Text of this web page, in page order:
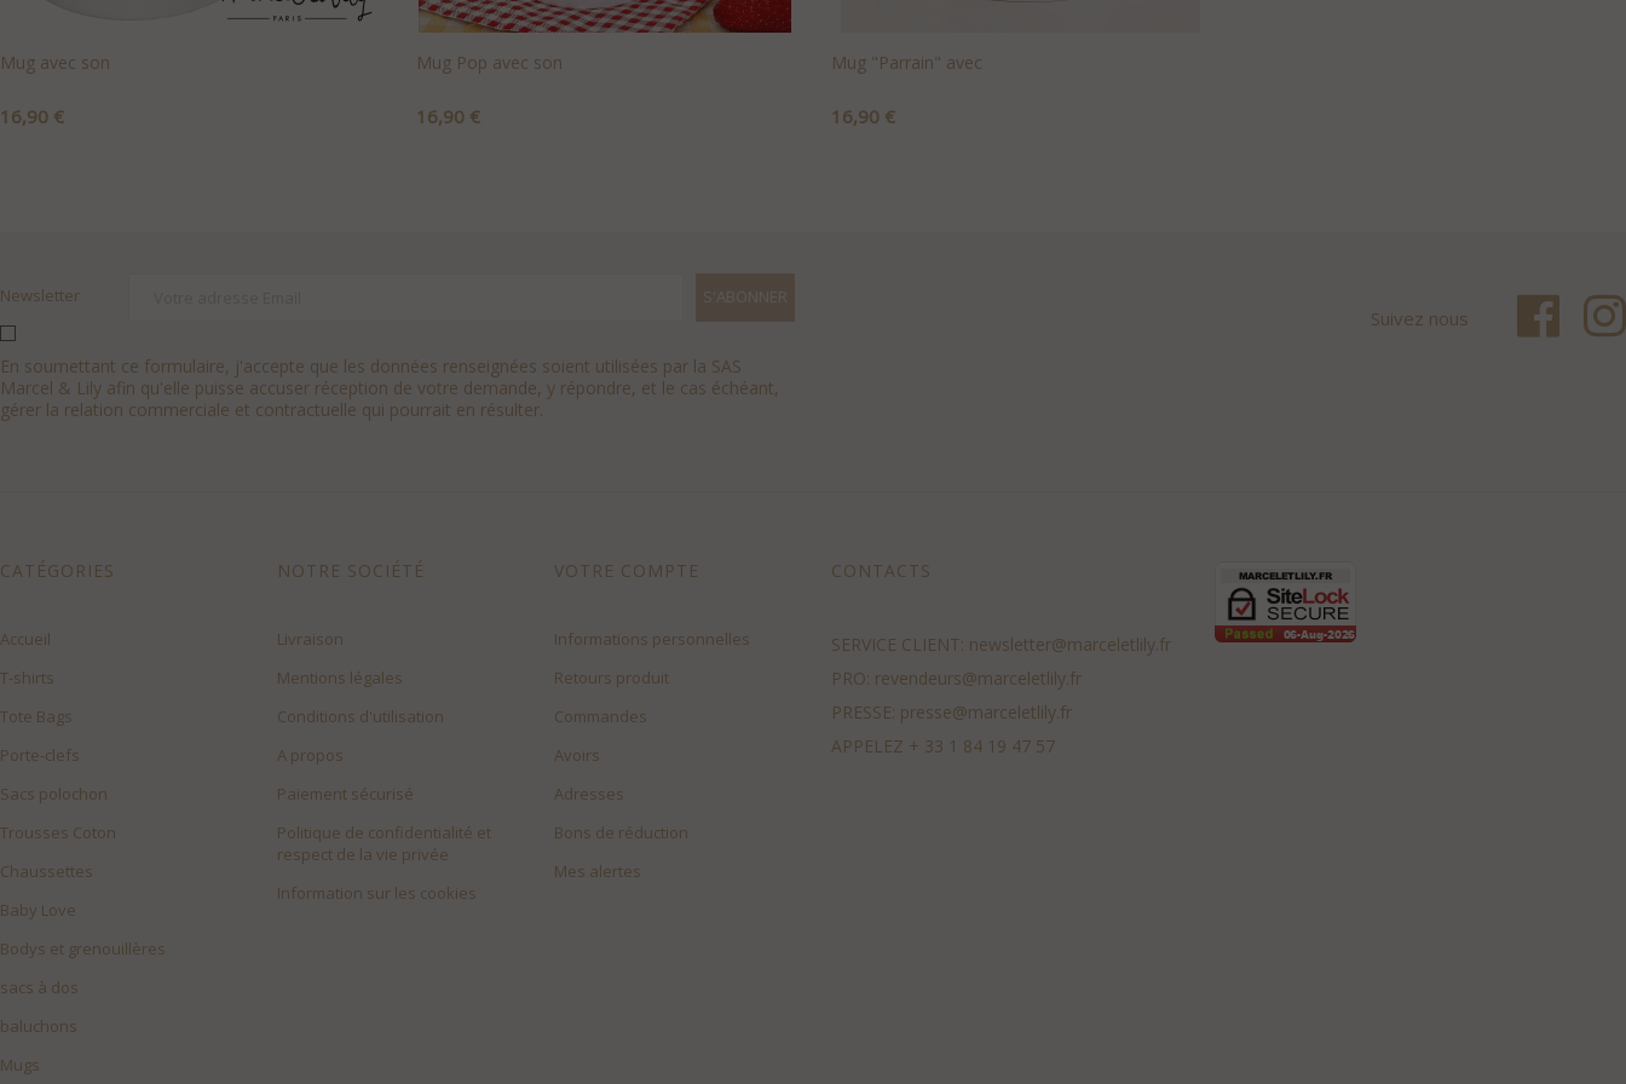
Mug avec son
Prix
16,90 €
Mug Pop avec son
Prix
16,90 €
Mug "Parrain" avec
Prix
16,90 €
Newsletter
En soumettant ce formulaire, j'accepte que les données renseignées soient utilisées par la SAS
Marcel & Lily afin qu'elle puisse accuser réception de votre demande, y répondre, et le cas échéant,
gérer la relation commerciale et contractuelle qui pourrait en résulter.
Suivez nous
CATÉGORIES
Accueil
T-shirts
Tote Bags
Porte-clefs
Sacs polochon
Trousses Coton
Chaussettes
Baby Love
Bodys et grenouillères
sacs à dos
baluchons
Mugs
NOTRE SOCIÉTÉ
Livraison
Mentions légales
Conditions d'utilisation
A propos
Paiement sécurisé
Politique de confidentialité et
respect de la vie privée
Information sur les cookies
VOTRE COMPTE
Informations personnelles
Retours produit
Commandes
Avoirs
Adresses
Bons de réduction
Mes alertes
CONTACTS
SERVICE CLIENT: newsletter@marceletlily.fr
PRO: revendeurs@marceletlily.fr
PRESSE: presse@marceletlily.fr
APPELEZ + 33 1 84 19 47 57